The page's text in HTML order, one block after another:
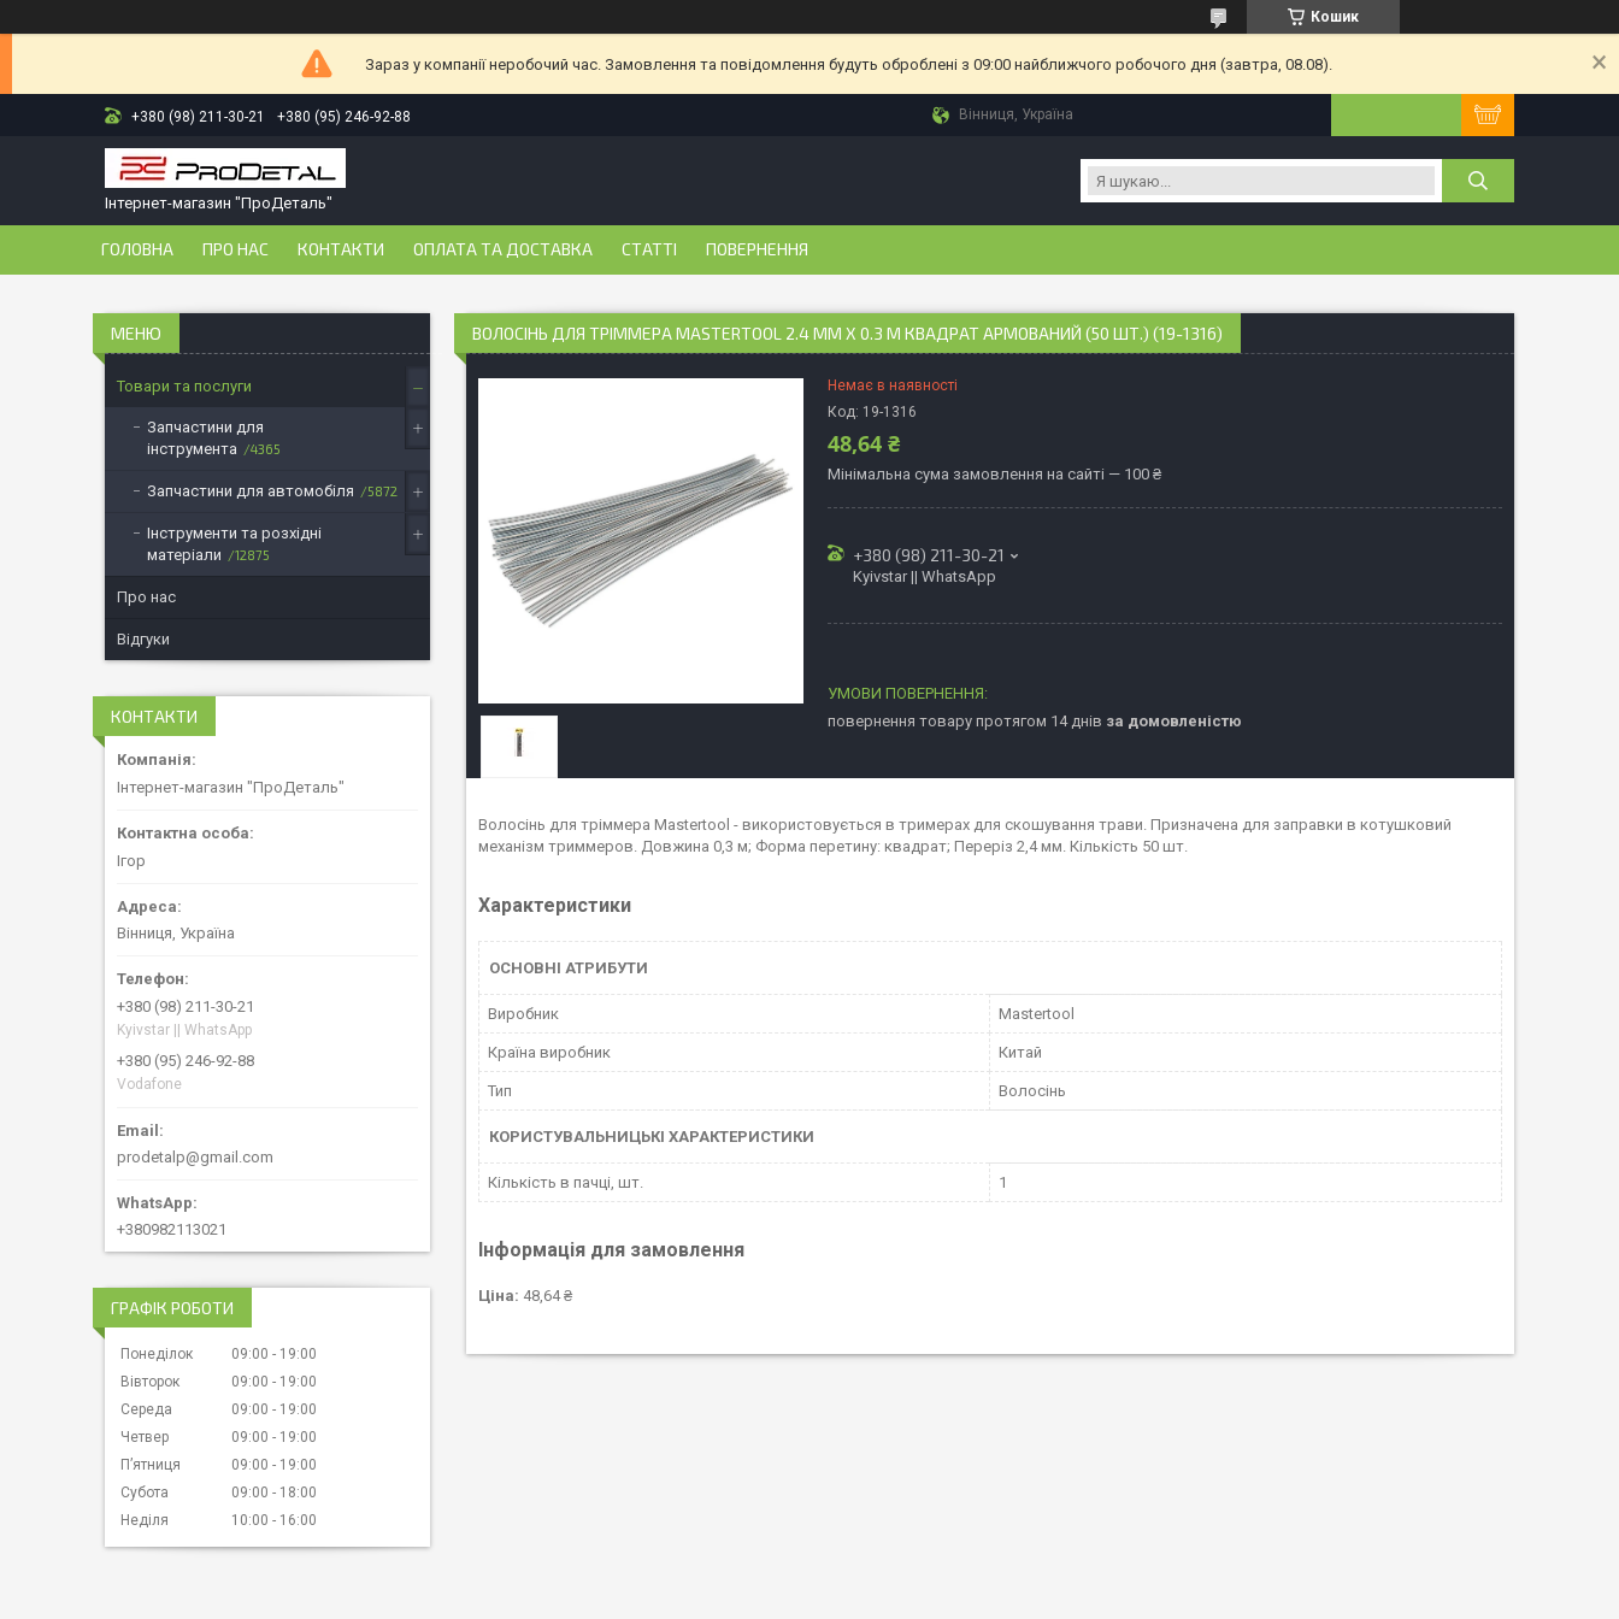
Кошик
Зараз у компанії неробочий час. Замовлення та повідомлення будуть оброблені з 09:00 найближчого робочого дня (завтра, 08.08).
+380 (98) 211-30-21 +380 (95) 246-92-88 Вінниця, Україна
Інтернет-магазин "ПроДеталь"
ГОЛОВНА ПРО НАС КОНТАКТИ ОПЛАТА ТА ДОСТАВКА СТАТТІ ПОВЕРНЕННЯ
ВОЛОСІНЬ ДЛЯ ТРІММЕРА MASTERTOOL 2.4 ММ X 0.3 М КВАДРАТ АРМОВАНИЙ (50 ШТ.) (19-1316)
Немає в наявності
Код: 19-1316
48,64 ₴
Мінімальна сума замовлення на сайті — 100 ₴
+380 (98) 211-30-21
Kyivstar || WhatsApp
повернення товару протягом 14 днів за домовленістю
Волосінь для тріммера Mastertool - використовується в тримерах для скошування трави. Призначена для заправки в котушковий
механізм триммеров. Довжина 0,3 м; Форма перетину: квадрат; Переріз 2,4 мм. Кількість 50 шт.
Характеристики
ОСНОВНІ АТРИБУТИ
Виробник Mastertool
Країна виробник Китай
Тип Волосінь
КОРИСТУВАЛЬНИЦЬКІ ХАРАКТЕРИСТИКИ
Кількість в пачці, шт. 1
Інформація для замовлення
Ціна: 48,64 ₴
Товари та послуги
Запчастини для
інструмента
4365
Запчастини для автомобіля 5872
Інструменти та розхідні
матеріали
12875
Про нас
Відгуки
КОНТАКТИ
Інтернет-магазин "ПроДеталь"
Ігор
Вінниця, Україна
+380 (98) 211-30-21
Kyivstar || WhatsApp
+380 (95) 246-92-88
Vodafone
prodetalp@gmail.com
+380982113021
ГРАФІК РОБОТИ
Понеділок 09:00
19:00
Вівторок
09:00
19:00
Середа
09:00
19:00
Четвер
09:00
19:00
Пʼятниця
09:00
19:00
Субота
09:00
18:00
Неділя
10:00 16:00